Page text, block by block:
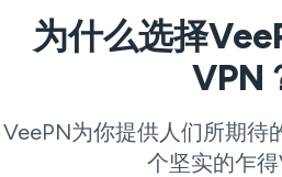
为什么选择
VPN
VeePN为你提供人们所期待
个坚实的乍得